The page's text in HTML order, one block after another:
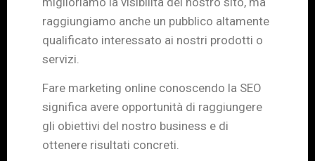
raggiungiamo anche un pubblico altamente
qualificato interessato ai nostri prodotti o
servizi.
Fare marketing online conoscendo la SEO
significa avere opportunità di raggiungere
gli obiettivi del nostro business e di
ottenere risultati concreti.